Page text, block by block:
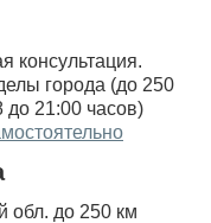
консультация.
города (до 250
до 21:00 часов)
обл. до 250 км